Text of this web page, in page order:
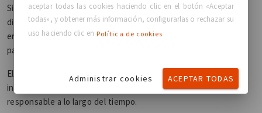
Sin embargo, dado que los implantes mamarios no son
dispositivos para toda la vida, las pacientes deben
entender que una cirugía de revisión futura puede formar
parte de su experiencia en algún momento.
El objetivo no es reemplazar los implantes
innecesariamente, sino supervisarlos de manera
responsable a lo largo del tiempo.
aceptar todas las cookies haciendo clic en el botón «Aceptar
todas», y obtener más información, configurarlas o rechazar su
uso haciendo clic en Política de cookies
Administrar cookies ACEPTAR TODAS